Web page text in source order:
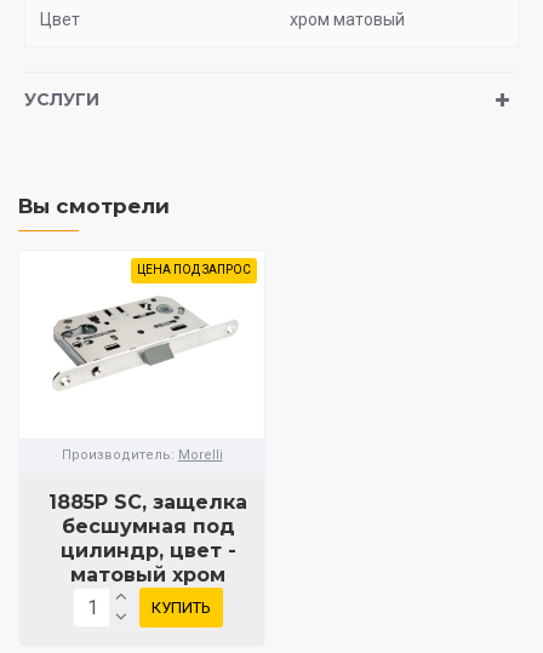
Цвет хром матовый
УСЛУГИ
Вы смотрели
ЦЕНА ПОД ЗАПРОС
Производитель: Morelli
1885P SC, защелка
бесшумная под
цилиндр, цвет -
матовый хром
КУПИТЬ